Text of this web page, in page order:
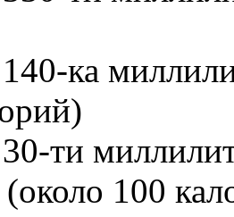
ка
ти
100